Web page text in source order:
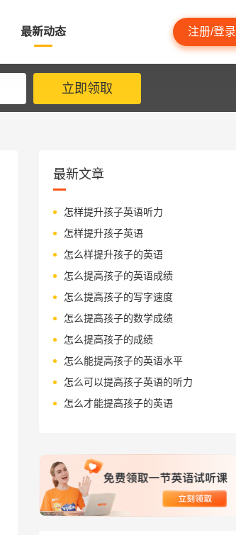
最新动态 注册/登录
立即领取
最新文章
怎样提升孩子英语听力
怎样提升孩子英语
怎么样提升孩子的英语
怎么提高孩子的英语成绩
怎么提高孩子的写字速度
怎么提高孩子的数学成绩
怎么提高孩子的成绩
怎么能提高孩子的英语水平
怎么可以提高孩子英语的听力
怎么才能提高孩子的英语